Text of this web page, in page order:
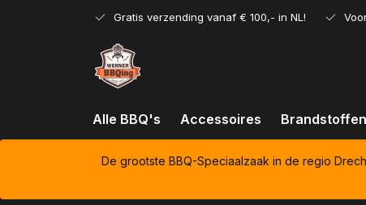
Gratis verzending vanaf € 100,- in NL!
Alle BBQ's Accessoires Brandstoffen
De grootste BBQ-Speciaalzaak in de regio